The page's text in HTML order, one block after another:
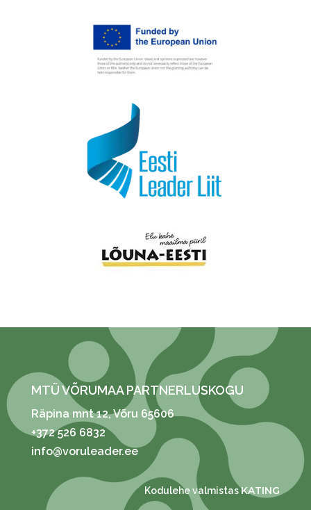
MTÜ VÕRUMAA PARTNERLUSKOGU
Räpina mnt 12, Võru 65606
+372 526 6832
info@voruleader.ee
Kodulehe valmistasKATING